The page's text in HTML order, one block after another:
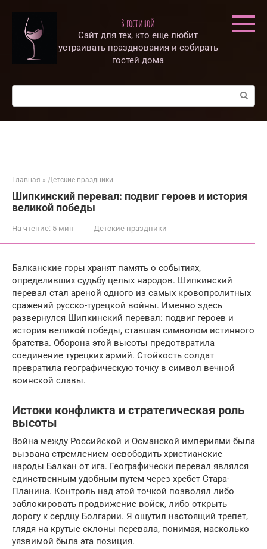
контенту
В гостиной
Сайт для тех, кто еще любит
устраивать празднования и собирать
гостей дома
Поиск:
Главная » Детские праздники
Шипкинский перевал: подвиг героев и история
великой победы
На чтение: 5 мин Детские праздники
Балканские горы хранят память о событиях,
определивших судьбу целых народов. Шипкинский
перевал стал ареной одного из самых кровопролитных
сражений русско-турецкой войны. Именно здесь
развернулся Шипкинский перевал: подвиг героев и
история великой победы, ставшая символом истинного
братства. Оборона этой высоты предотвратила
соединение турецких армий. Стойкость солдат
превратила географическую точку в символ вечной
воинской славы.
Истоки конфликта и стратегическая роль
высоты
Война между Российской и Османской империями была
вызвана стремлением освободить христианские
народы Балкан от ига. Географически перевал являлся
единственным удобным путем через хребет Стара-
Планина. Контроль над этой точкой позволял либо
заблокировать продвижение войск, либо открыть
дорогу к сердцу Болгарии. Я ощутил настоящий трепет,
глядя на крутые склоны перевала, понимая, насколько
уязвимой была эта позиция.